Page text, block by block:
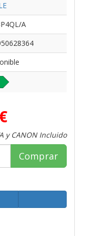
A
y CANON Incluido
Comprar